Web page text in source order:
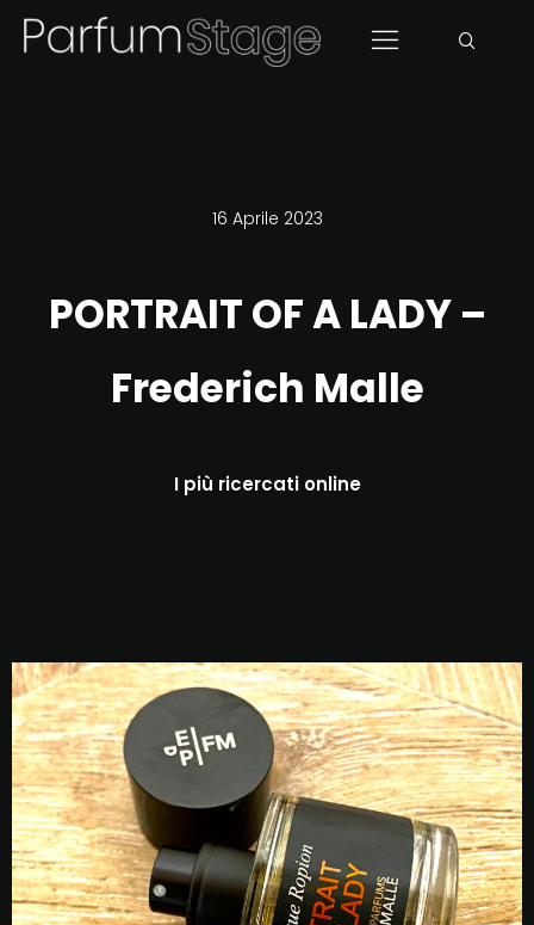
16 Aprile 2023
PORTRAIT OF A LADY –
Frederich Malle
I più ricercati online